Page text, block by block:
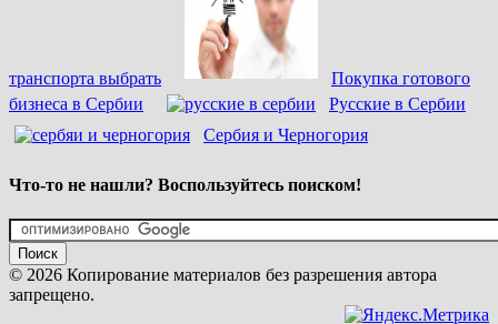
транспорта выбрать
Покупка готового
бизнеса в Сербии
Русские в Сербии
Сербия и Черногория
Что-то не нашли? Воспользуйтесь поиском!
© 2026 Копирование материалов без разрешения автора
запрещено.